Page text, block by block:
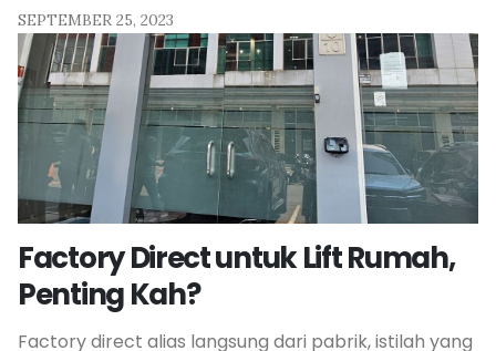
Factory Direct untuk Lift Rumah,
Penting Kah?
Factory direct alias langsung dari pabrik, istilah yang
SEPTEMBER 25, 2023